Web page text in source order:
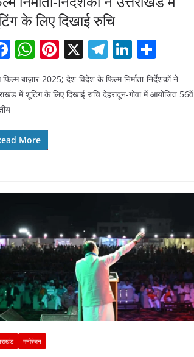
के लिए दिखाई रुचि
F
c
b
o
W
at
A
p
Pi
nt
er
e
X T
el
e
gr
Li
n
k
h
ar
फिल्म बाज़ार-2025; देश-विदेश के फिल्म निर्माता-निर्देशकों ने
में शूटिंग के लिए दिखाई रुचि देहरादून-गोवा में आयोजित 56वें
More
मनोरंजन